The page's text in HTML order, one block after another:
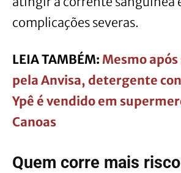
complicações severas.
LEIA TAMBÉM: Mesmo
pela Anvisa, detergente
Ypê é vendido em
Canoas
Quem corre mais risco